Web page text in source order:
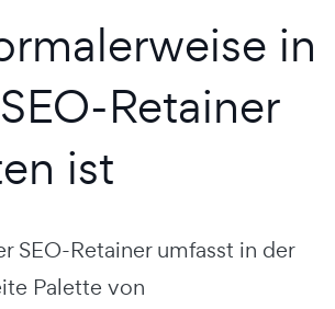
in
Retainer
ist
SEO-Retainer umfasst in der
Palette von